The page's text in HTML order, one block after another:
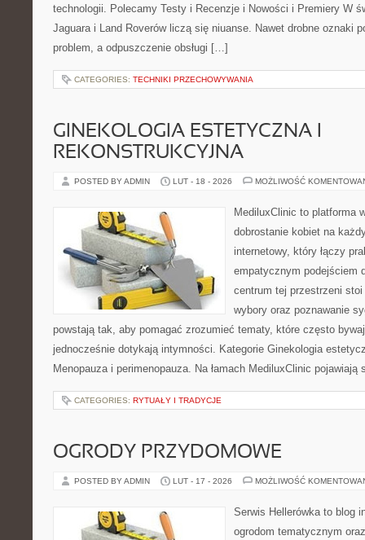
technologii. Polecamy Testy i Recenzje i Nowości i Premiery W
Jaguara i Land Roverów liczą się niuanse. Nawet drobne oznaki
problem, a odpuszczenie obsługi […]
CATEGORIES: TECHNIKI PRZECHOWYWANIA
GINEKOLOGIA ESTETYCZNA I
REKONSTRUKCYJNA
POSTED BY ADMIN LUT - 18 - 2026 MOŻLIWOŚĆ
MediluxClinic to platforma
dobrostanie kobiet na
internetowy, który łączy
empatycznym podejściem
centrum tej przestrzeni
wybory oraz poznawanie
powstają tak, aby pomagać zrozumieć tematy, które często
jednocześnie dotykają intymności. Kategorie Ginekologia
Menopauza i perimenopauza. Na łamach MediluxClinic
CATEGORIES: RYTUAŁY I TRADYCJE
OGRODY PRZYDOMOWE
POSTED BY ADMIN LUT - 17 - 2026 MOŻLIWOŚĆ
Serwis Hellerówka to blog
ogrodom tematycznym